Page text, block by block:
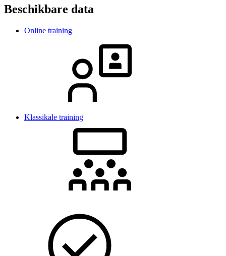
Beschikbare data
Online training
Klassikale training